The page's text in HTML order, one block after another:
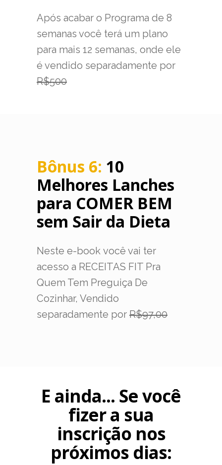
Após acabar o Programa de 8
semanas você terá um plano
para mais 12 semanas, onde ele
é vendido separadamente por
R$500
Bônus 6: 10
Melhores Lanches
para COMER BEM
sem Sair da Dieta
Neste e-book você vai ter
acesso a RECEITAS FIT Pra
Quem Tem Preguiça De
Cozinhar, Vendido
separadamente por R$97,00
E ainda... Se você
fizer a sua
inscrição nos
próximos dias: